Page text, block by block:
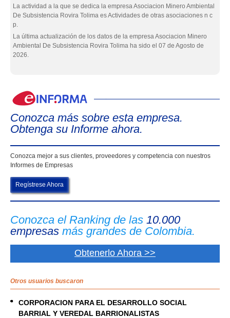
La actividad a la que se dedica la empresa Asociacion Minero Ambiental
De Subsistencia Rovira Tolima es Actividades de otras asociaciones n c
p.
La última actualización de los datos de la empresa Asociacion Minero
Ambiental De Subsistencia Rovira Tolima ha sido el 07 de Agosto de
2026.
Conozca más sobre esta empresa.
Obtenga su Informe ahora.
Conozca mejor a sus clientes, proveedores y competencia con nuestros
Informes de Empresas
Regístrese Ahora
Conozca el Ranking de las 10.000
empresas más grandes de Colombia.
Obtenerlo Ahora >>
Otros usuarios buscaron
CORPORACION PARA EL DESARROLLO SOCIAL
BARRIAL Y VEREDAL BARRIONALISTAS